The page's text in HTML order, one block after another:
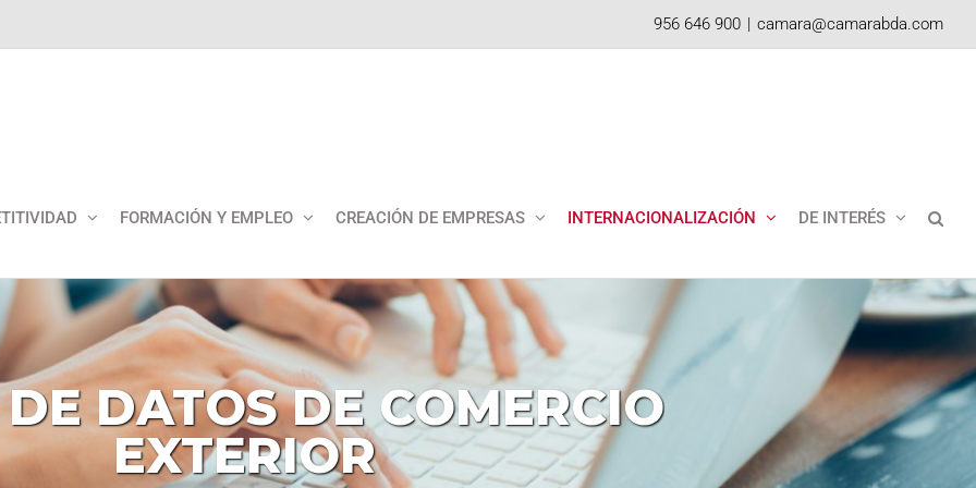
956 646 900 | camara@camarabda.com
FORMACIÓN Y EMPLEO CREACIÓN DE EMPRESAS INTERNACIONALIZACIÓN DE INTERÉS
DE DATOS DE COMERCIO
EXTERIOR